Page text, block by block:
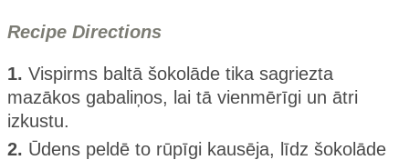
Recipe Directions
1. Vispirms baltā šokolāde tika sagriezta
mazākos gabaliņos, lai tā vienmērīgi un ātri
izkustu.
2. Ūdens peldē to rūpīgi kausēja, līdz šokolāde